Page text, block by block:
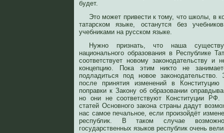
будет.
Это может привести к тому, что школы, в
татарском языке, останутся без
учебниками на русском языке.
Нужно признать, что наша
национального образования в Республике
соответствует новому законодательству и
концепцию. Пока этим никто не
подладиться под новое законодательство.
после принятия изменений в
поправки к Закону об образовании
но они не соответствуют Конституции
статей Основного закона страны дадут
нас самое печальное, если произойдёт
республик. В таком случае
государственных языков республик очень